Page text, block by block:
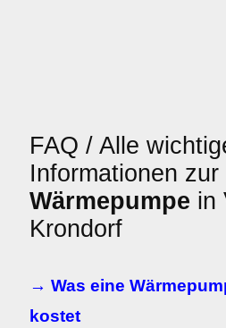
FAQ / Alle
Informationen zur
Wärmepumpe in
Krondorf
→ Was eine
kostet